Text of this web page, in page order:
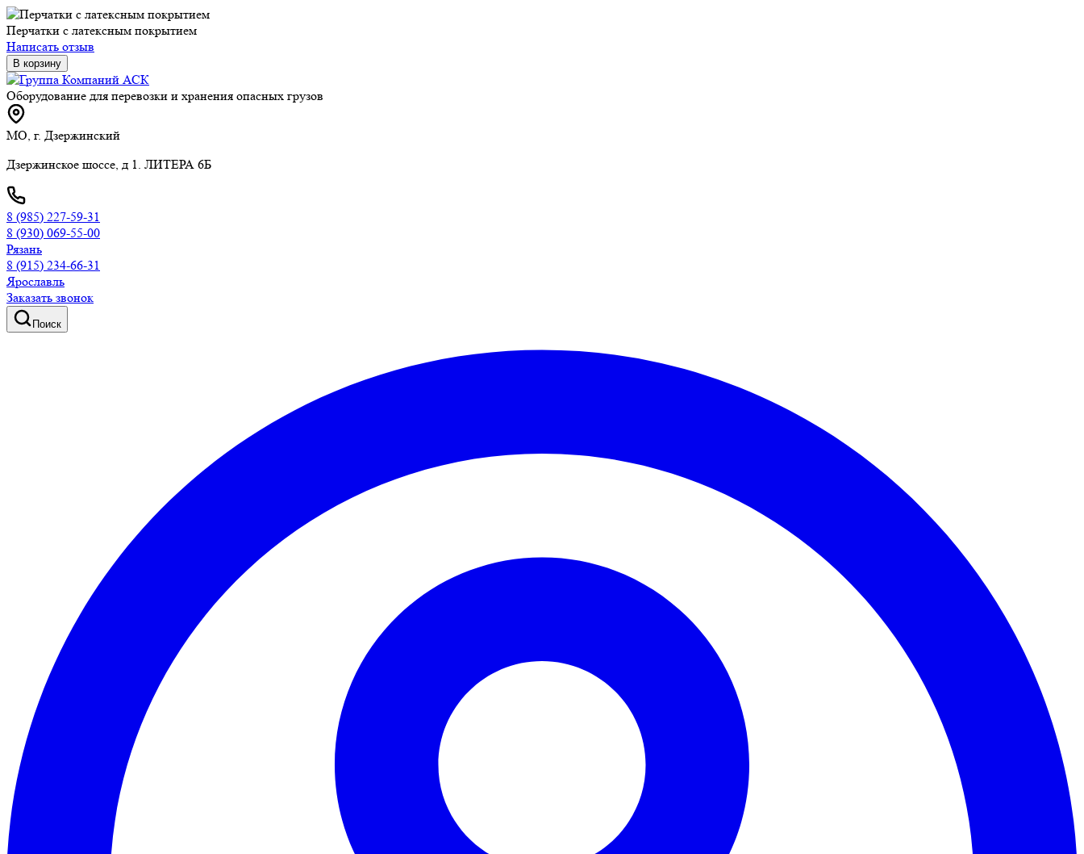
Перчатки с латексным покрытием
Написать отзыв
В корзину
Оборудование для перевозки и хранения опасных грузов
МО, г. Дзержинский
Дзержинское шоссе, д 1. ЛИТЕРА 6Б
8 (985) 227-59-31
8 (930) 069-55-00
Рязань
8 (915) 234-66-31
Ярославль
Заказать звонок
Поиск